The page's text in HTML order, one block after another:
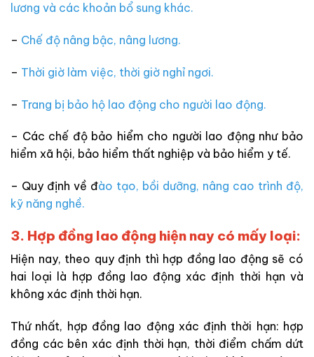
lương và các khoản bổ sung khác.
– Chế độ nâng bậc, nâng lương.
– Thời giờ làm việc, thời giờ nghỉ ngơi.
– Trang bị bảo hộ lao động cho người lao động.
– Các chế độ bảo hiểm cho người lao động như bảo
hiểm xã hội, bảo hiểm thất nghiệp và bảo hiểm y tế.
– Quy định về đào tạo, bồi dưỡng, nâng cao trình độ,
kỹ năng nghề.
3. Hợp đồng lao động hiện nay có mấy loại:
Hiện nay, theo quy định thì hợp đồng lao động sẽ có
hai loại là hợp đồng lao động xác định thời hạn và
không xác định thời hạn.
Thứ nhất, hợp đồng lao động xác định thời hạn: hợp
đồng các bên xác định thời hạn, thời điểm chấm dứt